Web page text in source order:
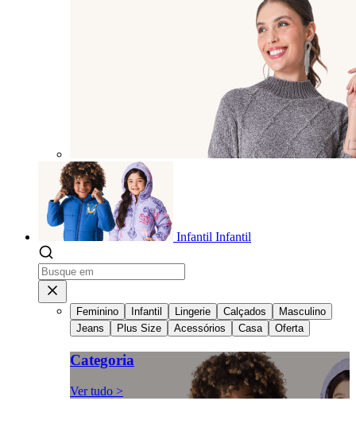
Infantil Infantil
Feminino Infantil Lingerie Calçados
Masculino
Jeans
Plus Size Acessórios Casa Oferta
Categoria
Ver tudo >